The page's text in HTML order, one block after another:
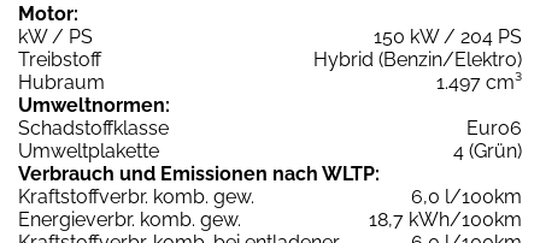
Motor:
kW / PS
150 kW / 204 PS
Treibstoff
Hybrid (Benzin/Elektro)
Hubraum
1.497 cm³
Umweltnormen:
Schadstoffklasse
Euro6
Umweltplakette
4 (Grün)
Verbrauch und Emissionen nach WLTP:
Kraftstoffverbr. komb. gew.
6,0 l/100km
Energieverbr. komb. gew.
18,7 kWh/100km